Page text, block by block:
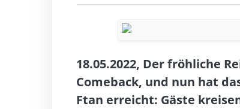
18.05.2022, Der fröhliche
Comeback, und nun hat
Ftan erreicht: Gäste